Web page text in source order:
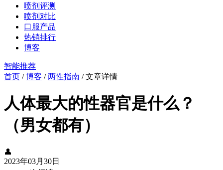
喷剂评测
喷剂对比
口服产品
热销排行
博客
智能推荐
首页 /博客 /两性指南 /文章详情
人体最大的性器官是什么？
（男女都有）
👤
2023年03月30日